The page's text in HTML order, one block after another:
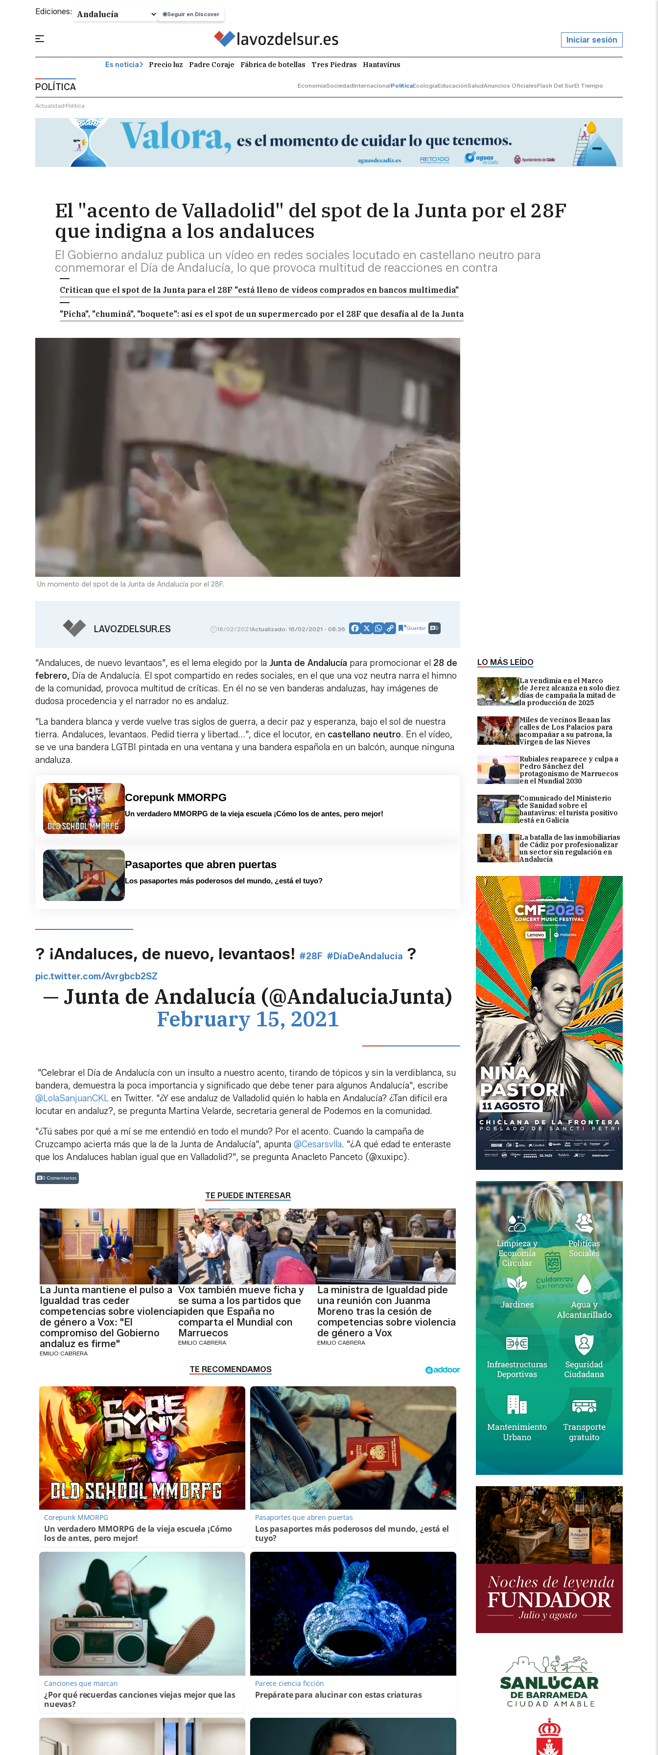
Ediciones: Seguir en Discover
Iniciar sesión
Es noticia Precio luz Padre Coraje Fábrica de botellas Tres Piedras Hantavirus
POLÍTICA EconomíaSociedadInternacionalPolíticaEcologíaEducaciónSaludAnuncios OficialesFlash Del SurEl Tiempo
Actualidad Política
El "acento de Valladolid" del spot de la Junta por el 28F
que indigna a los andaluces
El Gobierno andaluz publica un vídeo en redes sociales locutado en castellano neutro para
conmemorar el Día de Andalucía, lo que provoca multitud de reacciones en contra
Critican que el spot de la Junta para el 28F "está lleno de vídeos comprados en bancos multimedia"
"Picha", "chuminá", "boquete": así es el spot de un supermercado por el 28F que desafía al de la Junta
LO MÁS LEÍDO
La vendimia en el Marco
de Jerez alcanza en solo diez
días de campaña la mitad de
la producción de 2025
Miles de vecinos llenan las
calles de Los Palacios para
acompañar a su patrona, la
Virgen de las Nieves
Rubiales reaparece y culpa a
Pedro Sánchez del
protagonismo de Marruecos
en el Mundial 2030
Comunicado del Ministerio
de Sanidad sobre el
hantavirus: el turista positivo
está en Galicia
La batalla de las inmobiliarias
de Cádiz por profesionalizar
un sector sin regulación en
Andalucía
Un momento del spot de la Junta de Andalucía por el 28F.
LAVOZDELSUR.ES 16/02/2021Actualizado: 16/02/2021 - 08:36 Facebook
X WhatsApp
CopyGuardar 0
"Andaluces, de nuevo levantaos", es el lema elegido por la Junta de Andalucía para promocionar el 28 de
febrero, Día de Andalucía. El spot compartido en redes sociales, en el que una voz neutra narra el himno
de la comunidad, provoca multitud de críticas. En él no se ven banderas andaluzas, hay imágenes de
dudosa procedencia y el narrador no es andaluz.
"La bandera blanca y verde vuelve tras siglos de guerra, a decir paz y esperanza, bajo el sol de nuestra
tierra. Andaluces, levantaos. Pedid tierra y libertad...", dice el locutor, en castellano neutro. En el vídeo,
se ve una bandera LGTBI pintada en una ventana y una bandera española en un balcón, aunque ninguna
andaluza.
Corepunk MMORPG
Un verdadero MMORPG de la vieja escuela ¡Cómo los de antes, pero mejor!
Pasaportes que abren puertas
Los pasaportes más poderosos del mundo, ¿está el tuyo?
? ¡Andaluces, de nuevo, levantaos! #28F #DíaDeAndalucía ?
pic.twitter.com/Avrgbcb2SZ
— Junta de Andalucía (@AndaluciaJunta)
February 15, 2021
"Celebrar el Día de Andalucía con un insulto a nuestro acento, tirando de tópicos y sin la verdiblanca, su
bandera, demuestra la poca importancia y significado que debe tener para algunos Andalucía", escribe
@LolaSanjuanCKL en Twitter. "¿Y ese andaluz de Valladolid quién lo habla en Andalucía? ¿Tan difícil era
locutar en andaluz?, se pregunta Martina Velarde, secretaria general de Podemos en la comunidad.
"¿Tú sabes por qué a mí se me entendió en todo el mundo? Por el acento. Cuando la campaña de
Cruzcampo acierta más que la de la Junta de Andalucía", apunta @Cesarsvlla. "¿A qué edad te enteraste
que los Andaluces hablan igual que en Valladolid?", se pregunta Anacleto Panceto (@xuxipc).
0 Comentarios
TE PUEDE INTERESAR
La Junta mantiene el pulso a
Igualdad tras ceder
competencias sobre violencia
de género a Vox: "El
compromiso del Gobierno
andaluz es firme"
EMILIO CABRERA
Vox también mueve ficha y
se suma a los partidos que
piden que España no
comparta el Mundial con
Marruecos
EMILIO CABRERA
La ministra de Igualdad pide
una reunión con Juanma
Moreno tras la cesión de
competencias sobre violencia
de género a Vox
EMILIO CABRERA
Corepunk MMORPG
Un verdadero MMORPG de la vieja escuela ¡Cómo
los de antes, pero mejor!
Pasaportes que abren puertas
Los pasaportes más poderosos del mundo, ¿está el
tuyo?
Canciones que marcan
¿Por qué recuerdas canciones viejas mejor que las
nuevas?
Parece ciencia ficción
Prepárate para alucinar con estas criaturas